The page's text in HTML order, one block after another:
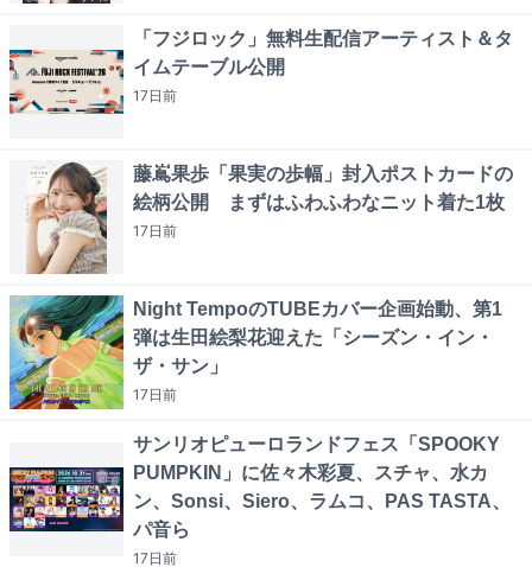
「フジロック」無料生配信アーティスト＆タ
イムテーブル公開
17日前
藤嶌果歩「果実の歩幅」封入ポストカードの
絵柄公開 まずはふわふわなニット着た1枚
17日前
Night TempoのTUBEカバー企画始動、第1
弾は生田絵梨花迎えた「シーズン・イン・
ザ・サン」
17日前
サンリオピューロランドフェス「SPOOKY
PUMPKIN」に佐々木彩夏、スチャ、水カ
ン、Sonsi、Siero、ラムコ、PAS TASTA、
パ音ら
17日前